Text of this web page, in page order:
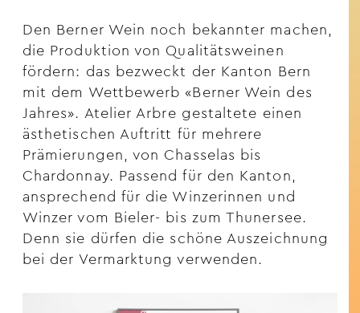
Den Berner Wein noch bekannter machen,
die Produktion von Qualitätsweinen
fördern: das bezweckt der Kanton Bern
mit dem Wettbewerb «Berner Wein des
Jahres». Atelier Arbre gestaltete einen
ästhetischen Auftritt für mehrere
Prämierungen, von Chasselas bis
Chardonnay. Passend für den Kanton,
ansprechend für die Winzerinnen und
Winzer vom Bieler- bis zum Thunersee.
Denn sie dürfen die schöne Auszeichnung
bei der Vermarktung verwenden.